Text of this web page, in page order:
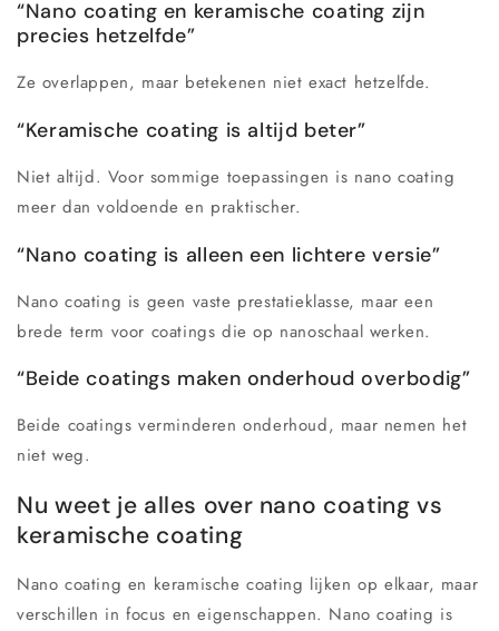
“Nano coating en keramische coating zijn
precies hetzelfde”
Ze overlappen, maar betekenen niet exact hetzelfde.
“Keramische coating is altijd beter”
Niet altijd. Voor sommige toepassingen is nano coating
meer dan voldoende en praktischer.
“Nano coating is alleen een lichtere versie”
Nano coating is geen vaste prestatieklasse, maar een
brede term voor coatings die op nanoschaal werken.
“Beide coatings maken onderhoud overbodig”
Beide coatings verminderen onderhoud, maar nemen het
niet weg.
Nu weet je alles over nano coating vs
keramische coating
Nano coating en keramische coating lijken op elkaar, maar
verschillen in focus en eigenschappen. Nano coating is